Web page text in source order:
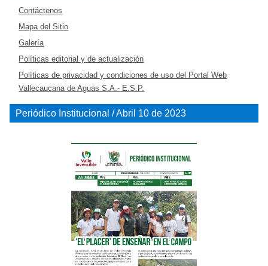
Contáctenos
Mapa del Sitio
Galería
Políticas editorial y de actualización
Políticas de privacidad y condiciones de uso del Portal Web
Vallecaucana de Aguas S.A.- E.S.P.
Periódico Institucional / Abril 10 de 2023